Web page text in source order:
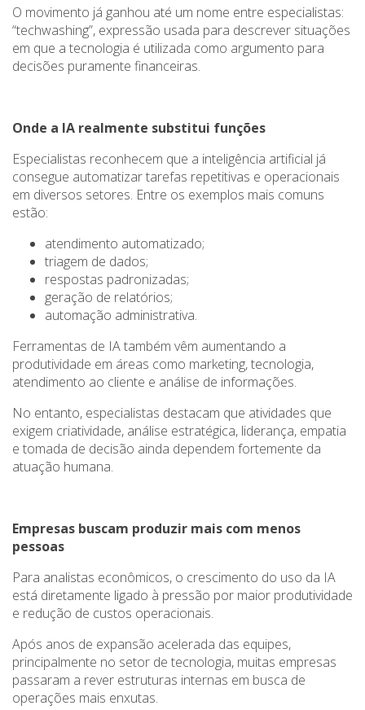
O movimento já ganhou até um nome entre especialistas:
“techwashing”, expressão usada para descrever situações
em que a tecnologia é utilizada como argumento para
decisões puramente financeiras.
Onde a IA realmente substitui funções
Especialistas reconhecem que a inteligência artificial já
consegue automatizar tarefas repetitivas e operacionais
em diversos setores. Entre os exemplos mais comuns
estão:
atendimento automatizado;
triagem de dados;
respostas padronizadas;
geração de relatórios;
automação administrativa.
Ferramentas de IA também vêm aumentando a
produtividade em áreas como marketing, tecnologia,
atendimento ao cliente e análise de informações.
No entanto, especialistas destacam que atividades que
exigem criatividade, análise estratégica, liderança, empatia
e tomada de decisão ainda dependem fortemente da
atuação humana.
Empresas buscam produzir mais com menos
pessoas
Para analistas econômicos, o crescimento do uso da IA
está diretamente ligado à pressão por maior produtividade
e redução de custos operacionais.
Após anos de expansão acelerada das equipes,
principalmente no setor de tecnologia, muitas empresas
passaram a rever estruturas internas em busca de
operações mais enxutas.